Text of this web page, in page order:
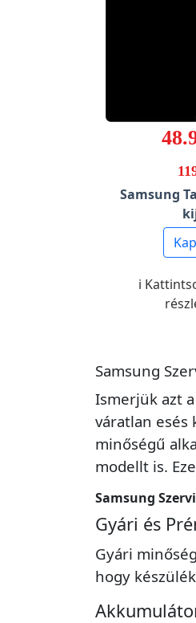
Samsung
ℹ️
Samsung
Ismerjük azt
váratlan esés
minőségű
modellt is.
Samsung
Gyári és
Gyári
hogy